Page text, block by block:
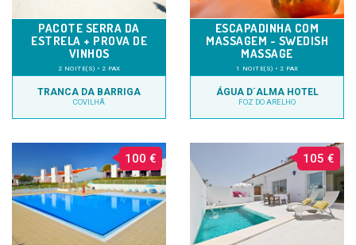
PACOTE SERRA DA
ESTRELA + PROVA DE
VINHOS
2 NOITE(S) • 2 PAX
TRANCA DA BARRIGA
COVILHÃ
ESCAPADINHA COM
MASSAGEM - SWEDISH
MASSAGE
1 NOITE(S) • 2 PAX
ÁGUA D´ALMA HOTEL
FOZ DO ARELHO
100 € 105 €